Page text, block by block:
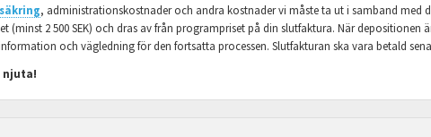
, administrationskostnader och andra kostnader vi måste ta ut i samband med
(minst 2 500 SEK) och dras av från programpriset på din slutfaktura. När depositionen
och vägledning för den fortsatta processen. Slutfakturan ska vara betald
njuta!